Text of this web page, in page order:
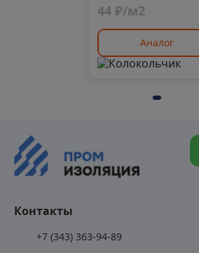
44 ₽/м2
Аналог
Контакты
+7 (343) 363-94-89